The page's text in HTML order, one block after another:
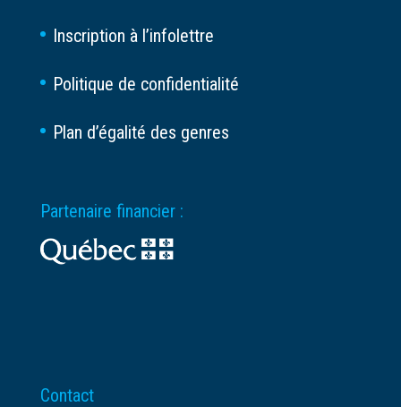
Inscription à l’infolettre
Politique de confidentialité
Plan d’égalité des genres
Partenaire financier :
Contact